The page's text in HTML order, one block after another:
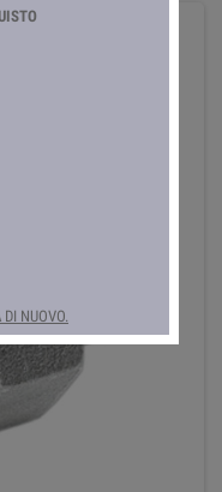
NUOVO.